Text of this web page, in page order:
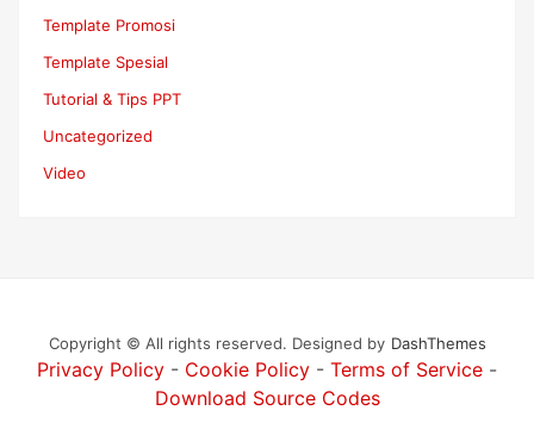
Template Promosi
Template Spesial
Tutorial & Tips PPT
Uncategorized
Video
Copyright © All rights reserved. Designed by DashThemes
Privacy Policy - Cookie Policy - Terms of Service -
Download Source Codes